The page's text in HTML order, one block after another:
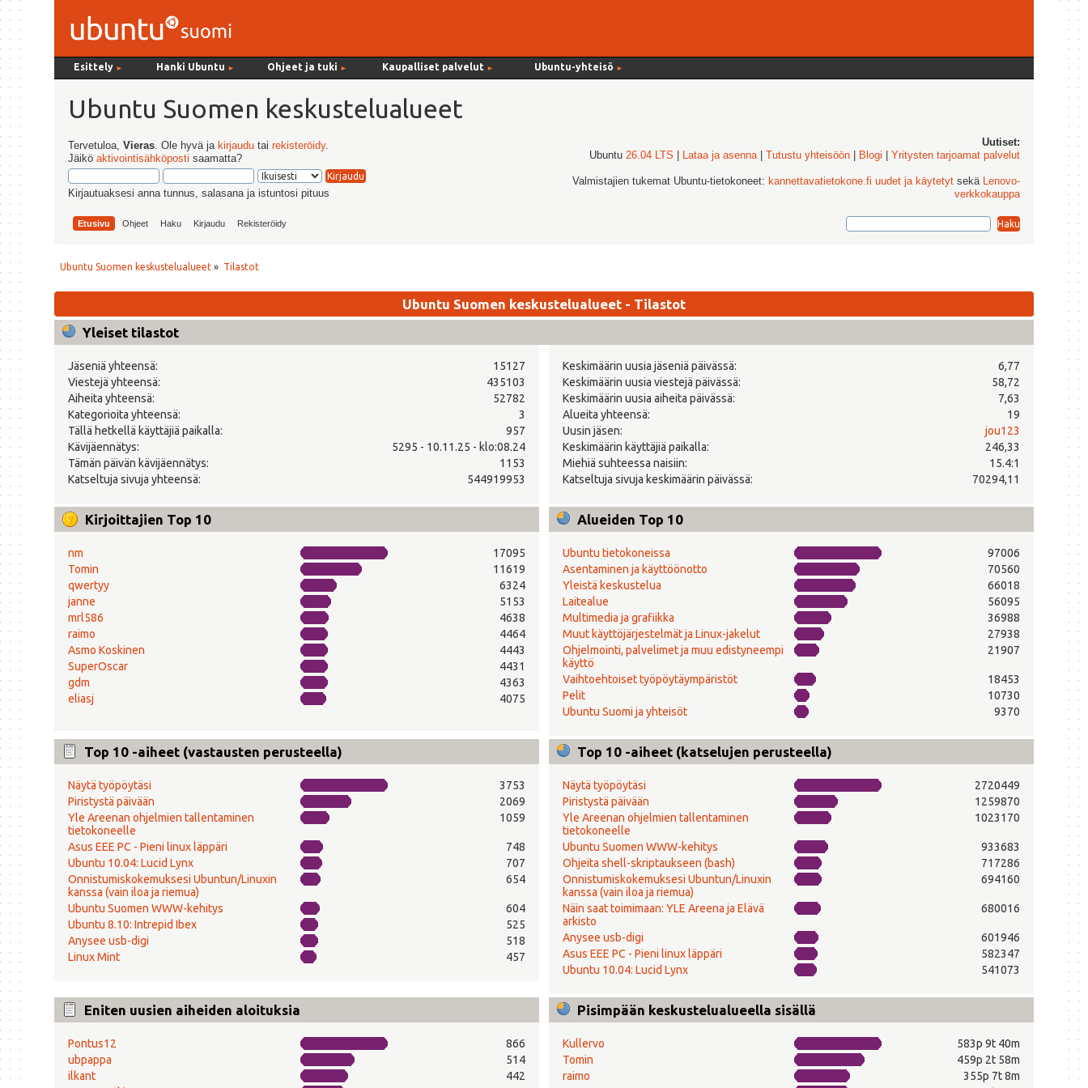
Esittely ► Hanki Ubuntu ► Ohjeet ja tuki ► Kaupalliset palvelut ► Ubuntu-yhteisö ►
Ubuntu Suomen keskustelualueet
Tervetuloa, Vieras. Ole hyvä ja kirjaudutai rekisteröidy.
Jäikö aktivointisähköposti saamatta?
Kirjautuaksesi anna tunnus, salasana ja istuntosi pituus
Uutiset:
Ubuntu26.04 LTS Lataa ja asenna|Tutustu yhteisöön Blogi |Yritysten tarjoamat palvelut
Valmistajien tukemat Ubuntu-tietokoneet: kannettavatietokone.fi uudet ja käytetyt sekä Lenovo-
verkkokauppa
Etusivu Ohjeet Haku Kirjaudu Rekisteröidy
Ubuntu Suomen keskustelualueet » Tilastot
Ubuntu Suomen keskustelualueet - Tilastot
Yleiset tilastot
Jäseniä yhteensä:
15127
Viestejä yhteensä:
435103
Aiheita yhteensä:
52782
Kategorioita yhteensä:
3
Tällä hetkellä käyttäjiä paikalla:
957
Kävijäennätys:
5295 - 10.11.25 - klo:08.24
Tämän päivän kävijäennätys:
1153
Katseltuja sivuja yhteensä:
544919953
Keskimäärin uusia jäseniä päivässä:
6,77
Keskimäärin uusia viestejä päivässä:
58,72
Keskimäärin uusia aiheita päivässä:
7,63
Alueita yhteensä:
19
Uusin jäsen:
jou123
Keskimäärin käyttäjiä paikalla:
246,33
Miehiä suhteessa naisiin:
15.4:1
Katseltuja sivuja keskimäärin päivässä:
70294,11
Kirjoittajien Top 10
nm
17095
Tomin
11619
qwertyy
6324
janne
5153
mrl586
4638
raimo
4464
Asmo Koskinen
4443
SuperOscar
4431
gdm
4363
eliasj
4075
Alueiden Top 10
Ubuntu tietokoneissa
97006
Asentaminen ja käyttöönotto
70560
Yleistä keskustelua
66018
Laitealue
56095
Multimedia ja grafiikka
36988
Muut käyttöjärjestelmät ja Linux-jakelut
27938
Ohjelmointi, palvelimet ja muu edistyneempi
käyttö
21907
Vaihtoehtoiset työpöytäympäristöt
18453
Pelit
10730
Ubuntu Suomi ja yhteisöt
9370
Top 10 -aiheet (vastausten perusteella)
Näytä työpöytäsi
3753
Piristystä päivään
2069
Yle Areenan ohjelmien tallentaminen
tietokoneelle
1059
Asus EEE PC - Pieni linux läppäri
748
Ubuntu 10.04: Lucid Lynx
707
Onnistumiskokemuksesi Ubuntun/Linuxin
kanssa (vain iloa ja riemua)
654
Ubuntu Suomen WWW-kehitys
604
Ubuntu 8.10: Intrepid Ibex
525
Anysee usb-digi
518
Linux Mint
457
Top 10 -aiheet (katselujen perusteella)
Näytä työpöytäsi
2720449
Piristystä päivään
1259870
Yle Areenan ohjelmien tallentaminen
tietokoneelle
1023170
Ubuntu Suomen WWW-kehitys
933683
Ohjeita shell-skriptaukseen (bash)
717286
Onnistumiskokemuksesi Ubuntun/Linuxin
kanssa (vain iloa ja riemua)
694160
Näin saat toimimaan: YLE Areena ja Elävä
arkisto
680016
Anysee usb-digi
601946
Asus EEE PC - Pieni linux läppäri
582347
Ubuntu 10.04: Lucid Lynx
541073
Eniten uusien aiheiden aloituksia
Pontus12
866
ubpappa
514
ilkant
442
Pisimpään keskustelualueella sisällä
Kullervo
583p 9t 40m
Tomin
459p 2t 58m
raimo
355p 7t 8m